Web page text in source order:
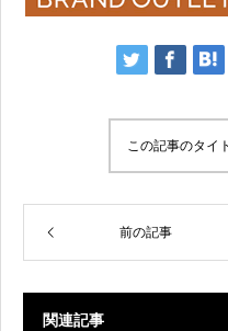
この記事のタイ
前の記事
関連記事